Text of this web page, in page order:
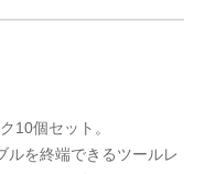
10個セット。
ルを終端できるツールレ